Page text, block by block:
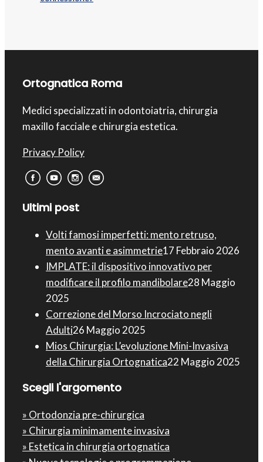
Ortognatica Roma
Medici specializzati in odontoiatria, chirurgia
maxillo facciale e chirurgia estetica.
Privacy Policy
Ultimi post
Volti famosi imperfetti: mento retruso,
mento avanti e asimmetrie17 Febbraio 2026
IMPLATE: il dispositivo innovativo per
modificare il profilo mandibolare28 Maggio
2025
Correzione del Morso Incrociato negli
Adulti26 Maggio 2025
Mios Chirurgia : L’evoluzione Mini-Invasiva
della Chirurgia Ortognatica22 Maggio 2025
Scegli l'argomento
» Ortodonzia pre-chirurgica
» Chirurgia minimamente invasiva
» Estetica in chirurgia ortognatica